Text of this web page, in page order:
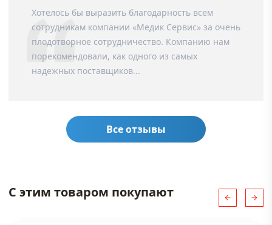
Хотелось бы выразить благодарность всем
сотрудникам компании «Медик Сервис» за очень
плодотворное сотрудничество. Компанию нам
порекомендовали, как одного из самых
надежных поставщиков...
Все отзывы
С этим товаром покупают